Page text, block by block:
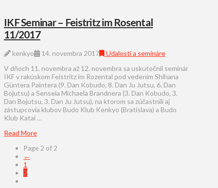
IKF Seminar – Feistritz im Rosental
11/2017
kenkyo 14. novembra 2017
Udalosti a semináre
V dňoch 11. novembra až 12. novembra sa uskutočnil seminár
IKF v rakúskom Feistritz im Rozental pod vedením Shihana
Güntera Paintera (9. Dan Kobudo, 8. Dan Ju Jutsu, 6. Dan
Bojutsu) a Senseia Michaela Brandnera (3. Dan Kobudo, 3.
Dan Bojutsu, 3. Dan Ju Jutsu), na ktorom sa zúčastnili aj
zástupcovia klubov Budo Klub Kenkyo (Bratislava) a Budo
Klub Katai …
Read More
Page 2 of 2
←
1
2